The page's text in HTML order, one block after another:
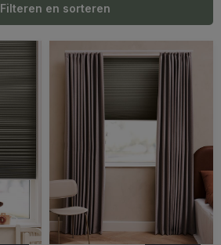
Filteren en sorteren